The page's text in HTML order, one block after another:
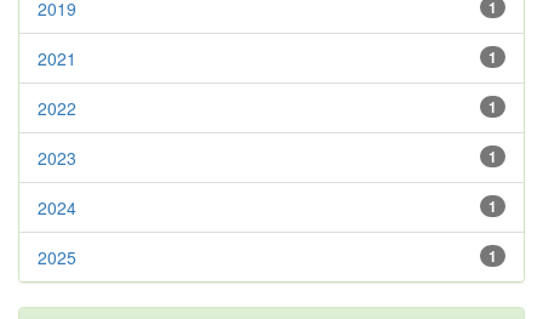
1
2019
1
2021
1
2022
1
2023
1
2024
1
2025